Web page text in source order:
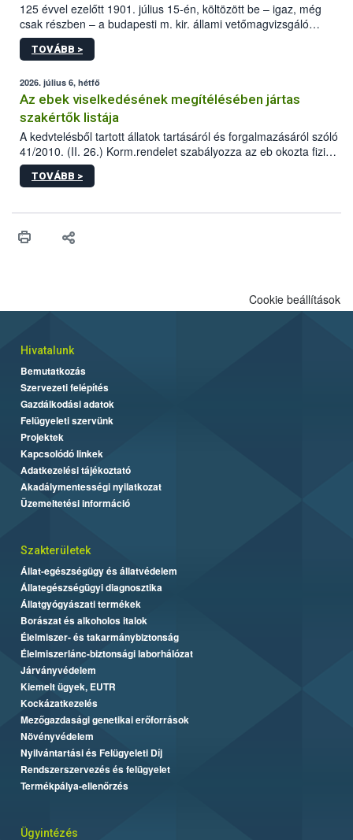
125 évvel ezelőtt 1901. július 15-én, költözött be – igaz, még
csak részben – a budapesti m. kir. állami vetőmagvizsgáló
állomás a Kis Rókus utca 15. szám alatti, Czigler Győző által
tervezett új épületébe.
TOVÁBB >
2026. július 6, hétfő
Az ebek viselkedésének megítélésében jártas
szakértők listája
A kedvtelésből tartott állatok tartásáról és forgalmazásáról szóló
41/2010. (II. 26.) Korm.rendelet szabályozza az eb okozta fizikai
sérülés, illetve ennek veszélye keletkezésekor felmerülő
hatósági feladatokat, valamint a veszélyes eb tartását és annak
vonni az ebek viselkedésének megítélésében jártas szakértőt.
TOVÁBB >
Cookie beállítások
Hivatalunk
Bemutatkozás
Szervezeti felépítés
Gazdálkodási adatok
Felügyeleti szervünk
Projektek
Kapcsolódó linkek
Adatkezelési tájékoztató
Akadálymentességi nyilatkozat
Üzemeltetési információ
Szakterületek
Állat-egészségügy és állatvédelem
Állategészségügyi diagnosztika
Állatgyógyászati termékek
Borászat és alkoholos italok
Élelmiszer- és takarmánybiztonság
Élelmiszerlánc-biztonsági laborhálózat
Járványvédelem
Kiemelt ügyek, EUTR
Kockázatkezelés
Mezőgazdasági genetikai erőforrások
Növényvédelem
Nyilvántartási és Felügyeleti Díj
Rendszerszervezés és felügyelet
Termékpálya-ellenőrzés
Ügyintézés